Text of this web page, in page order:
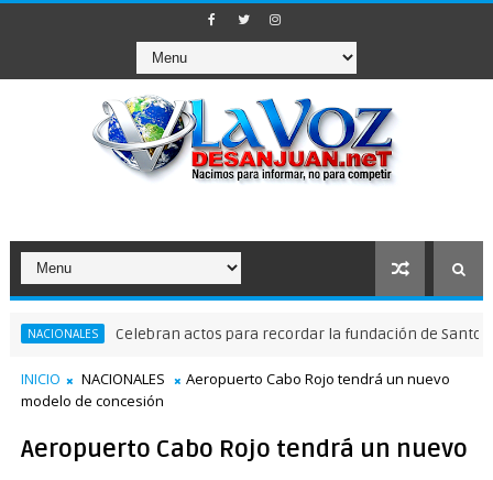
Celebran actos para recordar la fundación de Santo
INICIO NACIONALES
Aeropuerto Cabo Rojo tendrá un nuevo
modelo de concesión
Aeropuerto Cabo Rojo tendrá un nuevo